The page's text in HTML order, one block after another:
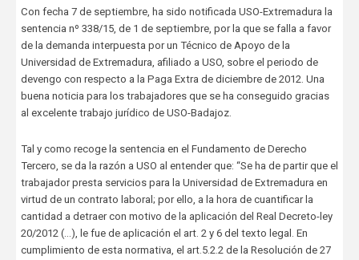
Con fecha 7 de septiembre, ha sido notificada USO-Extremadura la
sentencia nº 338/15, de 1 de septiembre, por la que se falla a favor
de la demanda interpuesta por un Técnico de Apoyo de la
Universidad de Extremadura, afiliado a USO, sobre el periodo de
devengo con respecto a la Paga Extra de diciembre de 2012. Una
buena noticia para los trabajadores que se ha conseguido gracias
al excelente trabajo jurídico de USO-Badajoz.
Tal y como recoge la sentencia en el Fundamento de Derecho
Tercero, se da la razón a USO al entender que: “Se ha de partir que el
trabajador presta servicios para la Universidad de Extremadura en
virtud de un contrato laboral; por ello, a la hora de cuantificar la
cantidad a detraer con motivo de la aplicación del Real Decreto-ley
20/2012 (…), le fue de aplicación el art. 2 y 6 del texto legal. En
cumplimiento de esta normativa, el art.5.2.2 de la Resolución de 27